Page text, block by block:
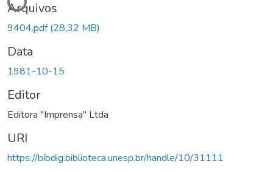
Arquivos
9404.pdf(28,32 MB)
Data
1981-10-15
Editor
Editora "Imprensa" Ltda
URI
https://bibdig.biblioteca.unesp.br/handle/10/31111